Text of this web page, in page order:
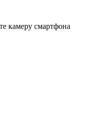
камеру смартфона